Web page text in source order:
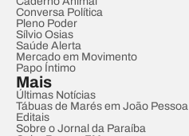
Conversa Política
Pleno Poder
Sílvio Osias
Saúde Alerta
Mercado em Movimento
Papo Íntimo
Mais
Últimas Notícias
Tábuas de Marés em João Pessoa
Editais
Sobre o Jornal da Paraíba